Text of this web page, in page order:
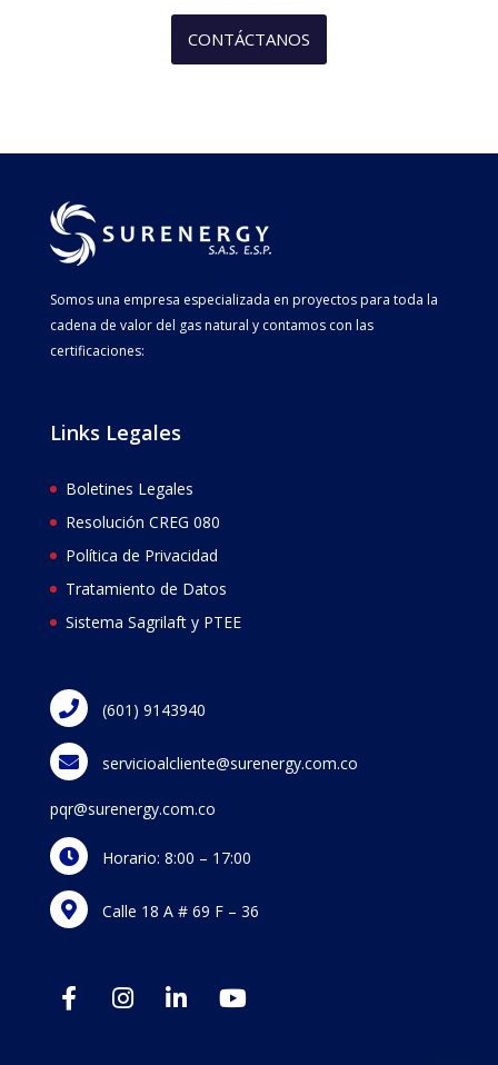
CONTÁCTANOS
Somos una empresa especializada en proyectos para toda la
cadena de valor del gas natural y contamos con las
certificaciones:
Links Legales
Boletines Legales
Resolución CREG 080
Política de Privacidad
Tratamiento de Datos
Sistema Sagrilaft y PTEE
(601) 9143940
servicioalcliente@surenergy.com.co
pqr@surenergy.com.co
Horario: 8:00 – 17:00
Calle 18 A # 69 F – 36